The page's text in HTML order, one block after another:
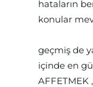
hataların
konular
geçmiş de
içinde en
AFFETMEK